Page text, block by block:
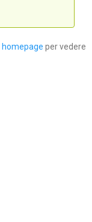
homepage per vedere